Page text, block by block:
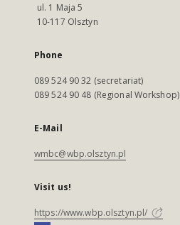
ul. 1 Maja 5
10-117 Olsztyn
Phone
089 524 90 32 (secretariat)
089 524 90 48 (Regional Workshop)
E-Mail
wmbc@wbp.olsztyn.pl
Visit us!
https://www.wbp.olsztyn.pl/